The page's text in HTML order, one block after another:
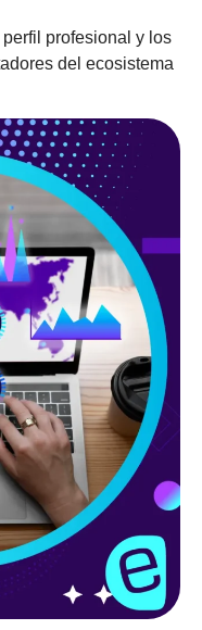
profesional y los
del ecosistema